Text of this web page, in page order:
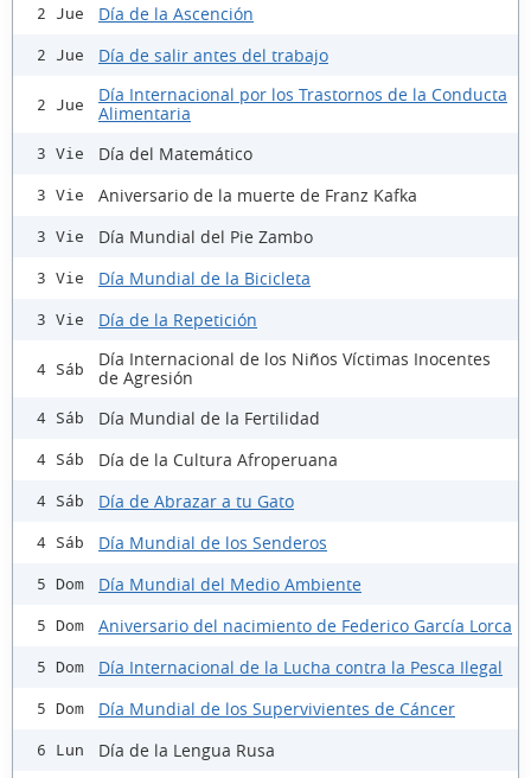
2 Jue Día de la Ascención
2 Jue Día de salir antes del trabajo
2 Jue
Día Internacional por los Trastornos de la Conducta
Alimentaria
3 Vie Día del Matemático
3 Vie Aniversario de la muerte de Franz Kafka
3 Vie Día Mundial del Pie Zambo
3 Vie Día Mundial de la Bicicleta
3 Vie Día de la Repetición
4 Sáb
Día Internacional de los Niños Víctimas Inocentes
de Agresión
4 Sáb Día Mundial de la Fertilidad
4 Sáb Día de la Cultura Afroperuana
4 Sáb Día de Abrazar a tu Gato
4 Sáb Día Mundial de los Senderos
5 Dom Día Mundial del Medio Ambiente
5 Dom Aniversario del nacimiento de Federico García Lorca
5 Dom Día Internacional de la Lucha contra la Pesca Ilegal
5 Dom Día Mundial de los Supervivientes de Cáncer
6 Lun Día de la Lengua Rusa